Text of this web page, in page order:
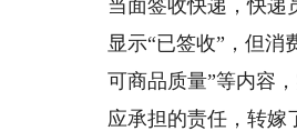
当面签收快递，快递
显示“已签收”，但消
可商品质量”等内容
应承担的责任，转嫁